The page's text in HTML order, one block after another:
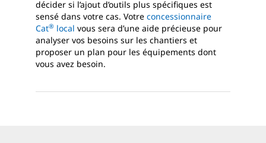
décider si l’ajout d’outils plus spécifiques est
sensé dans votre cas. Votre concessionnaire
Cat® local vous sera d’une aide précieuse pour
analyser vos besoins sur les chantiers et
proposer un plan pour les équipements dont
vous avez besoin.